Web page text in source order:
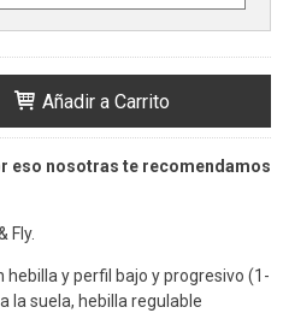
Añadir a Carrito
eso nosotras te recomendamos
Fly.
hebilla y perfil bajo y progresivo (1-
la suela, hebilla regulable